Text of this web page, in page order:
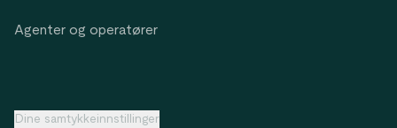
Agenter og operatører
Dine samtykkeinnstillinger